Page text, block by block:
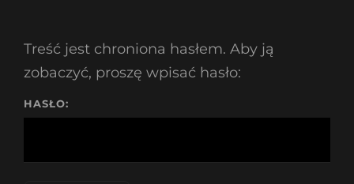
Treść jest chroniona hasłem. Aby ją
zobaczyć, proszę wpisać hasło:
HASŁO: